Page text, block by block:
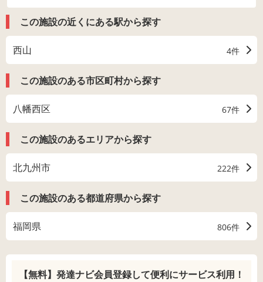
この施設の近くにある駅から探す
西山 4件
この施設のある市区町村から探す
八幡西区 67件
この施設のあるエリアから探す
北九州市 222件
この施設のある都道府県から探す
福岡県 806件
【無料】発達ナビ会員登録して便利にサービス利用！